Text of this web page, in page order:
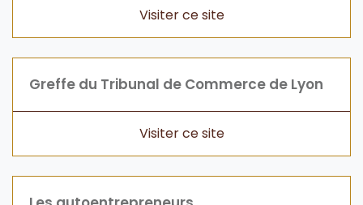
Greffe du Tribunal de Commerce de Lyon